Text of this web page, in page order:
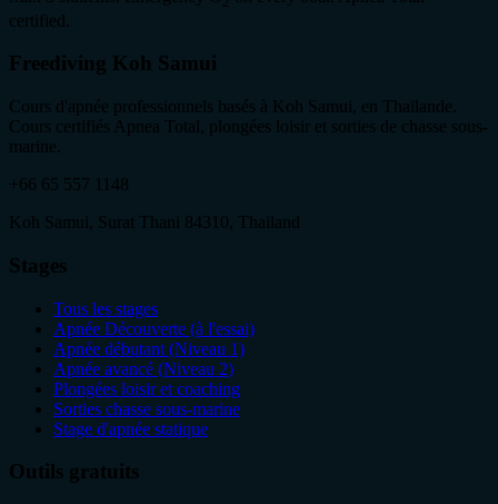
certified.
Freediving Koh Samui
Cours d'apnée professionnels basés à Koh Samui, en Thaïlande.
Cours certifiés Apnea Total, plongées loisir et sorties de chasse sous-
marine.
+66 65 557 1148
Koh Samui, Surat Thani 84310, Thailand
Stages
Tous les stages
Apnée Découverte (à l'essai)
Apnée débutant (Niveau 1)
Apnée avancé (Niveau 2)
Plongées loisir et coaching
Sorties chasse sous-marine
Stage d'apnée statique
Outils gratuits